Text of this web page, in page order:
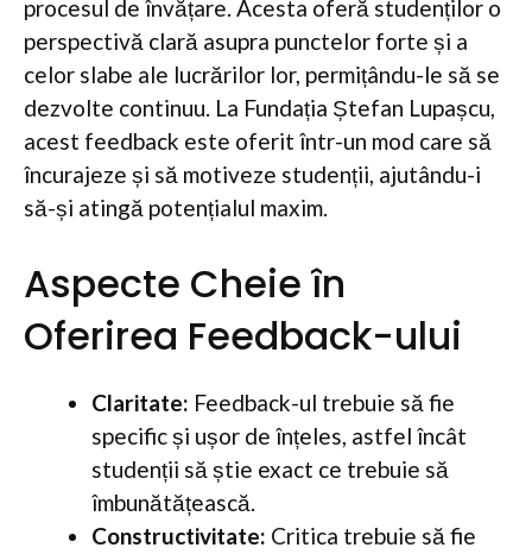
procesul de învățare. Acesta oferă studenților o
perspectivă clară asupra punctelor forte și a
celor slabe ale lucrărilor lor, permițându-le să se
dezvolte continuu. La Fundația Ștefan Lupașcu,
acest feedback este oferit într-un mod care să
încurajeze și să motiveze studenții, ajutându-i
să-și atingă potențialul maxim.
Aspecte Cheie în
Oferirea Feedback-ului
Claritate: Feedback-ul trebuie să fie
specific și ușor de înțeles, astfel încât
studenții să știe exact ce trebuie să
îmbunătățească.
Constructivitate: Critica trebuie să fie